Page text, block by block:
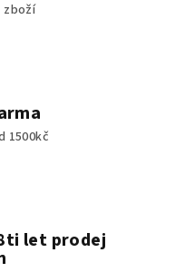
zboží
1500kč
let prodej